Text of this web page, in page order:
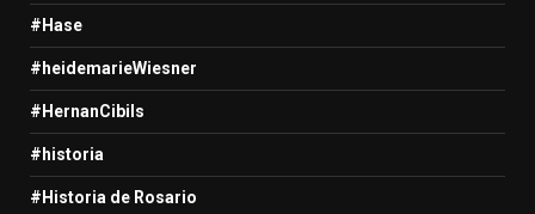
#Hase
#heidemarieWiesner
#HernanCibils
#historia
#Historia de Rosario